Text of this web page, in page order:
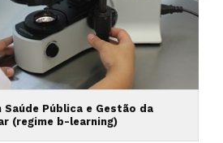
Saúde Pública e Gestão da
(regime b-learning)